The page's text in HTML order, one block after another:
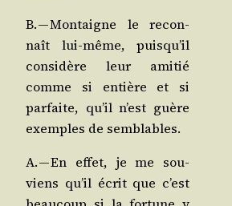
B. — Mon­taigne le recon­
naît lui-même, puis­qu’il
consi­dère leur ami­tié
comme si entière et si
par­faite, qu’il n’est guère
exemples de semblables.
A. — En effet, je me sou­
viens qu’il écrit que c’est